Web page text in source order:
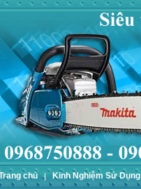
chủ Kinh Nghiệm Sử Dụng